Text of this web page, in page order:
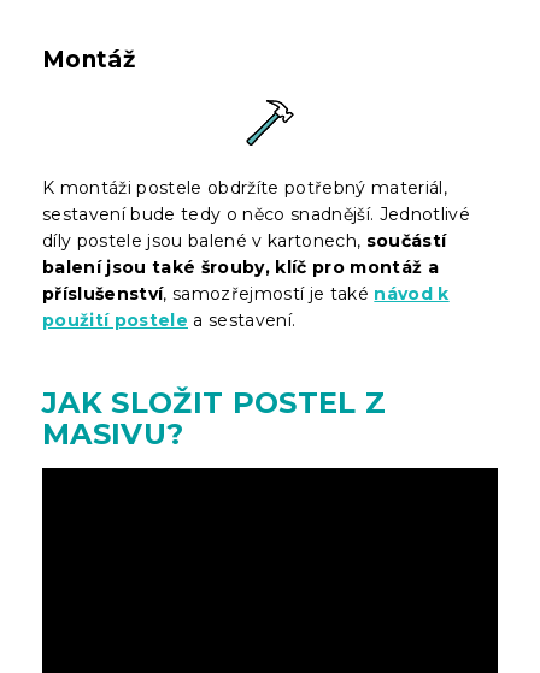
Montáž
K montáži postele obdržíte potřebný materiál,
sestavení bude tedy o něco snadnější. Jednotlivé
díly postele jsou balené v kartonech, součástí
balení jsou také šrouby, klíč pro montáž a
příslušenství, samozřejmostí je také návod k
použití postele a sestavení.
JAK SLOŽIT POSTEL Z
MASIVU?